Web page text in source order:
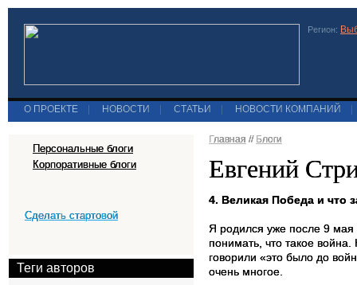
Регион:
О ПРОЕКТЕ НОВОСТИ СТАТЬИ НОВОСТИ КОМПАНИЙ
Персональные блоги
Корпоративные блоги
Сделать стартовой
Теги авторов
Главная // Блоги
Евгений
4. Великая Победа и что
Я родился уже после 9
понимать, что такое
говорили «это было до
очень многое.